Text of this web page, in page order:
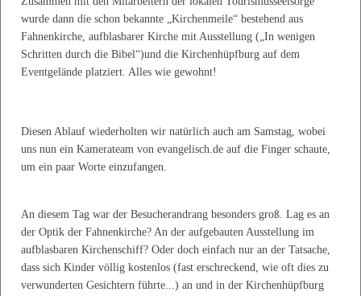
wurde dann die schon bekannte „Kirchenmeile“ bestehend aus
Fahnenkirche, aufblasbarer Kirche mit Ausstellung („In wenigen
Schritten durch die Bibel“)und die Kirchenhüpfburg auf dem
Eventgelände platziert. Alles wie gewohnt!
Diesen Ablauf wiederholten wir natürlich auch am Samstag, wobei
uns nun ein Kamerateam von evangelisch.de auf die Finger schaute,
um ein paar Worte einzufangen.
An diesem Tag war der Besucherandrang besonders groß. Lag es an
der Optik der Fahnenkirche? An der aufgebauten Ausstellung im
aufblasbaren Kirchenschiff? Oder doch einfach nur an der Tatsache,
dass sich Kinder völlig kostenlos (fast erschreckend, wie oft dies zu
verwunderten Gesichtern führte...) an und in der Kirchenhüpfburg